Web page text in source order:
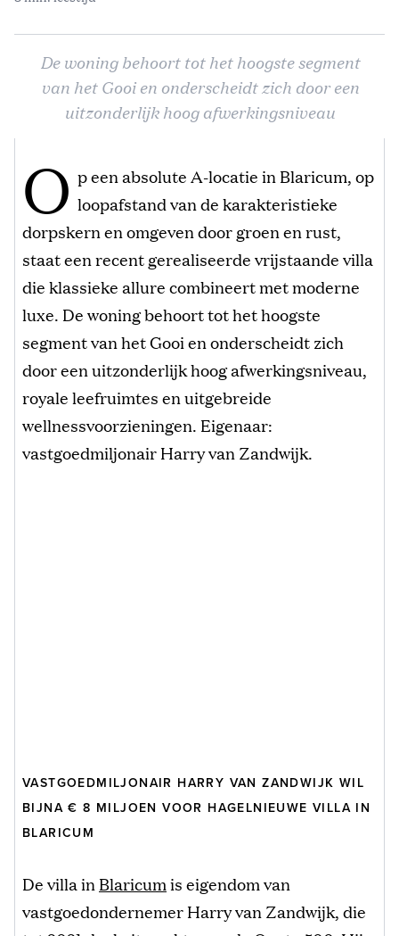
De woning behoort tot het hoogste segment
van het Gooi en onderscheidt zich door een
uitzonderlijk hoog afwerkingsniveau
O p een absolute A-locatie in Blaricum, op
loopafstand van de karakteristieke
dorpskern en omgeven door groen en rust,
staat een recent gerealiseerde vrijstaande villa
die klassieke allure combineert met moderne
luxe. De woning behoort tot het hoogste
segment van het Gooi en onderscheidt zich
door een uitzonderlijk hoog afwerkingsniveau,
royale leefruimtes en uitgebreide
wellnessvoorzieningen. Eigenaar:
vastgoedmiljonair Harry van Zandwijk.
VASTGOEDMILJONAIR HARRY VAN ZANDWIJK WIL
BIJNA € 8 MILJOEN VOOR HAGELNIEUWE VILLA IN
BLARICUM
De villa in Blaricumis eigendom van
vastgoedondernemer Harry van Zandwijk, die